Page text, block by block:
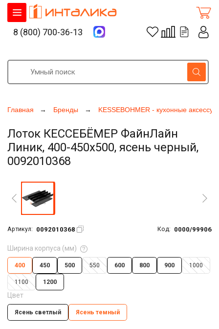
Главная Бренды KESSEBOHMER - кухонные
Лоток КЕССЕБЁМЕР ФайнЛайн
Линик, 400-450х500, ясень черный,
0092010368
Артикул: 0092010368 Код: 0000/99906
Ширина корпуса (мм)
400 450 500 550 600 800 900 1000
1100 1200
Цвет
Ясень светлый Ясень темный
8 (800) 700-36-13